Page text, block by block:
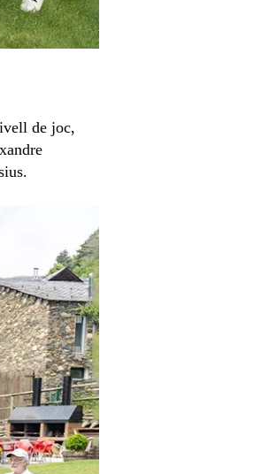
de joc,